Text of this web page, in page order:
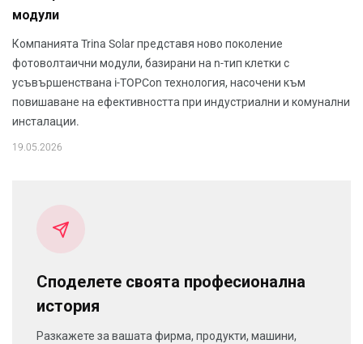
модули
Компанията Trina Solar представя ново поколение
фотоволтаични модули, базирани на n-тип клетки с
усъвършенствана i-TOPCon технология, насочени към
повишаване на ефективността при индустриални и комунални
инсталации.
19.05.2026
Споделете своята професионална
история
Разкажете за вашата фирма, продукти, машини,